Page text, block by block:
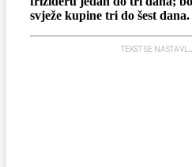
svježe kupine tri do šest dana.
TEKST SE